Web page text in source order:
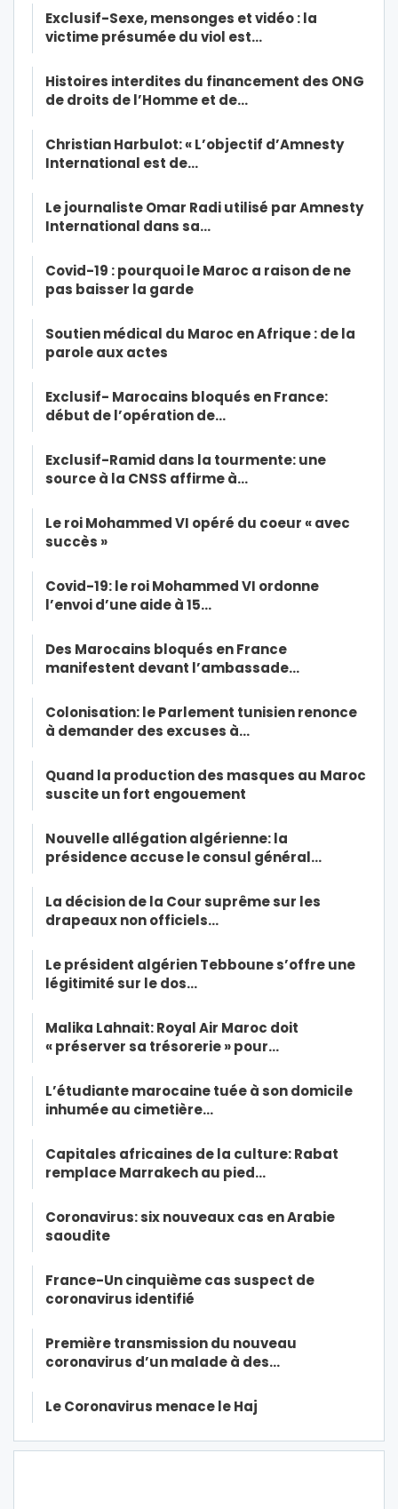
Exclusif-Sexe, mensonges et vidéo : la
victime présumée du viol est…
Histoires interdites du financement des ONG
de droits de l’Homme et de…
Christian Harbulot: « L’objectif d’Amnesty
International est de…
Le journaliste Omar Radi utilisé par Amnesty
International dans sa…
Covid-19 : pourquoi le Maroc a raison de ne
pas baisser la garde
Soutien médical du Maroc en Afrique : de la
parole aux actes
Exclusif- Marocains bloqués en France:
début de l’opération de…
Exclusif-Ramid dans la tourmente: une
source à la CNSS affirme à…
Le roi Mohammed VI opéré du coeur « avec
succès »
Covid-19: le roi Mohammed VI ordonne
l’envoi d’une aide à 15…
Des Marocains bloqués en France
manifestent devant l’ambassade…
Colonisation: le Parlement tunisien renonce
à demander des excuses à…
Quand la production des masques au Maroc
suscite un fort engouement
Nouvelle allégation algérienne: la
présidence accuse le consul général…
La décision de la Cour suprême sur les
drapeaux non officiels…
Le président algérien Tebboune s’offre une
légitimité sur le dos…
Malika Lahnait: Royal Air Maroc doit
« préserver sa trésorerie » pour…
L’étudiante marocaine tuée à son domicile
inhumée au cimetière…
Capitales africaines de la culture: Rabat
remplace Marrakech au pied…
Coronavirus: six nouveaux cas en Arabie
saoudite
France-Un cinquième cas suspect de
coronavirus identifié
Première transmission du nouveau
coronavirus d’un malade à des…
Le Coronavirus menace le Haj